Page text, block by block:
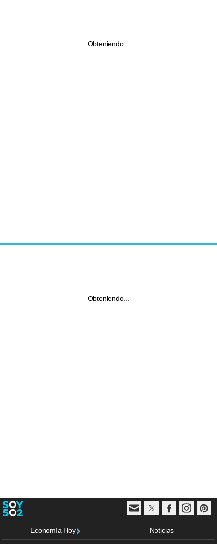
Obteniendo...
Obteniendo...
Economía Hoy Noticias